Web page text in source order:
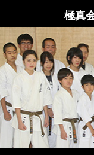
極真